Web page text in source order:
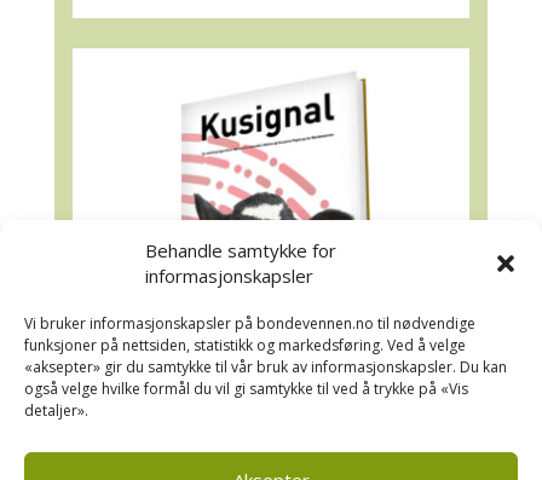
Behandle samtykke for
informasjonskapsler
Vi bruker informasjonskapsler på bondevennen.no til nødvendige
funksjoner på nettsiden, statistikk og markedsføring. Ved å velge
«aksepter» gir du samtykke til vår bruk av informasjonskapsler. Du kan
også velge hvilke formål du vil gi samtykke til ved å trykke på «Vis
detaljer».